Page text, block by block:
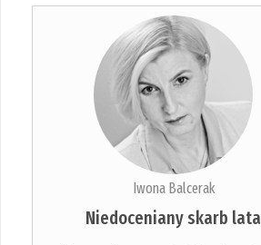
Iwona Balcerak
Niedoceniany skarb lata